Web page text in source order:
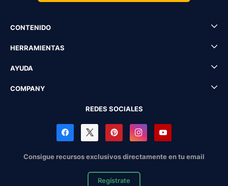
CONTENIDO
HERRAMIENTAS
AYUDA
COMPANY
REDES SOCIALES
Consigue recursos exclusivos directamente en tu email
Regístrate